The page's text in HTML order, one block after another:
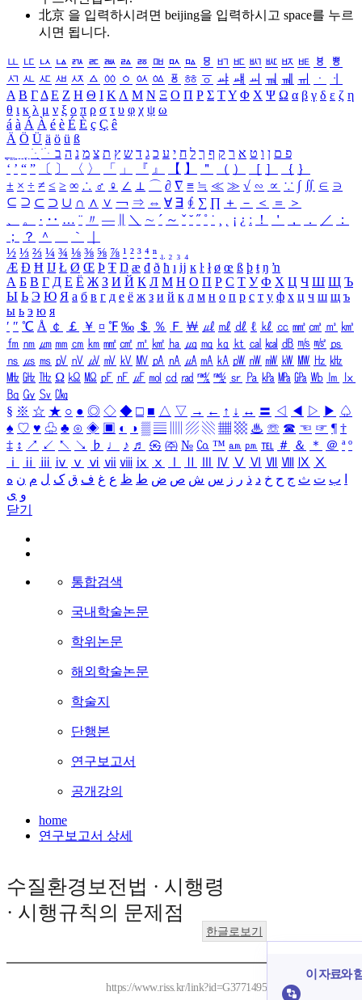
北京 을 입력하시려면 beijing을 입력하시고 space를 누르
시면 됩니다.
ㅥ ㅦ ㅧ ㅨ ㅩ ㅪ ㅫ ㅬ ㅭ ㅮ ㅯ ㅰ ㅱ ㅲ ㅳ ㅴ ㅵ ㅶ ㅷ ㅸ
ㅹ
ㅺ ㅻ ㅼ ㅽ ㅾ ㅿ ㆀ ㆁ ㆂ ㆃ ㆄ ㆅ ㆆ ㆇ ㆈ ㆉ ㆊ ㆋ ㆌ ㆍ
ㆎ
Α Β ΓΔ Ε Ζ Η Θ Ι ΚΛ Μ Ν Ξ Ο Π Ρ Σ ΤΥ Φ Χ Ψ Ω α β γ δ ε ζ η
θ ι κ λ μ ν ξ ο π ρ σ τ υ φ χ ψ ω
á à Á À é è É È ç Ç ê
Ä Ö Ü ä ö ü ß
ִֶֹ ֻּ ׁׂ פ ם ן ו ט א ר ק ף ך ל ח י ע כ ג ד ש ץ ת צ מ נ ה ב
‘ ’ “ ” 〔 〕 〈 〉 「 」 『 』 【 】 ＂ （ ） ［ ］ ｛ ｝
± × ÷ ≠ ≤ ≥ ∞ ∴ ♂ ♀ ∠ ⊥ ⌒ ∂ ∇ ≡ ≒ ≪ ≫ √ ∽ ∝ ∵ ∫ ∬ ∈ ∋
⊆ ⊇ ⊂ ⊃ ∪ ∩ ∧ ∨ ￢ ⇒ ⇔ ∀ ∃ ∮ ∑ ∏ ＋ － ＜ ＝
＞
、
。 · ‥ … ¨ 〃 ― ＼ ∼ ´ ～ ˇ ˘ ˝ ˚ ˙ ¸ ¡ ¿ ː ！ ＇ ， ． ／
：
；
？ ＾ ｀
½ ⅓ ⅔ ¼ ¾ ⅛ ⅜ ⅝ ⅞ ¹ ² ³ ⁴ ⁿ ₁ ₂ ₃ ₄
Æ Ð Ħ Ĳ Ł Ø Œ Þ Ŧ Ŋ æ đ ð ħ ı ĳ ĸ ŀ ł ø œ ß þ ŧ ŋ ŉ
А Б В Г Д Е Ё Ж З И Й К Л М Н О П Р С Т У Ф Х Ц Ч Ш Щ Ъ
Ы Ь Э Ю Я а б в г д е ё ж з и й к л м н о п р с т у ф х ц ч ш щ ъ
ы ь э ю я
′ ″ ℃ Å ￠ ￡ ￥ ¤ ℉ ‰ ＄ ％ Ｆ ￦ ㎕ ㎖ ㎗ ℓ ㎘ ㏄ ㎣ ㎤ ㎥ ㎦
㎙ ㎚ ㎛ ㎜ ㎝ ㎞ ㎟ ㎠ ㎡ ㎢ ㏊ ㎍ ㎎ ㎏ ㏏ ㎈ ㎉ ㏈ ㎧ ㎨ ㎰
㎱ ㎲ ㎳ ㎴ ㎵ ㎶ ㎷ ㎸ ㎹ ㎀ ㎁ ㎂ ㎃ ㎄ ㎺ ㎻ ㎽ ㎾ ㎿ ㎐ ㎑
㎒ ㎓ ㎔ Ω ㏀ ㏁ ㎊ ㎋ ㎌ ㏖ ㏅ ㎭ ㎮ ㎯ ㏛ ㎩ ㎪ ㎫ ㎬ ㏝ ㏐
㏓
㏃ ㏉ ㏜ ㏆
§ ※ ☆ ★ ○ ● ◎ ◇ ◆ □ ■ △ ▽ → ← ↑ ↓ ↔ 〓 ◁ ◀ ▷ ▶ ♤
♠ ♡ ♥ ♧ ♣ ⊙ ◈ ▣ ◐ ◑ ▒ ▤ ▨ ▧ ▦ ▩ ♨ ☏ ☎ ☜ ☞ ¶ †
‡ ↕ ↗ ↙ ↖ ↘ ♭ ♩ ♪ ♬ ㉿ ㈜ № ㏇ ™ ㏂ ㏘ ℡ ＃ ＆ ＊ ＠ ª º
ⅰ
ⅱ ⅲ ⅳ ⅴ ⅵ ⅶ ⅷ ⅸ ⅹ Ⅳ Ⅴ Ⅵ Ⅶ Ⅷ Ⅸ Ⅹ
ب ت ث ج ح خ د ذ ر ز س ش ص ض ط ظ ع غ ف ق ک ل م ن ه
و ی
닫기
통합검색
국내학술논문
학위논문
해외학술논문
학술지
단행본
연구보고서
공개강의
home
연구보고서 상세
수질환경보전법 · 시행령
· 시행규칙의 문제점
한글로보기
https://www.riss.kr/link?id=G3771495
이 자료와